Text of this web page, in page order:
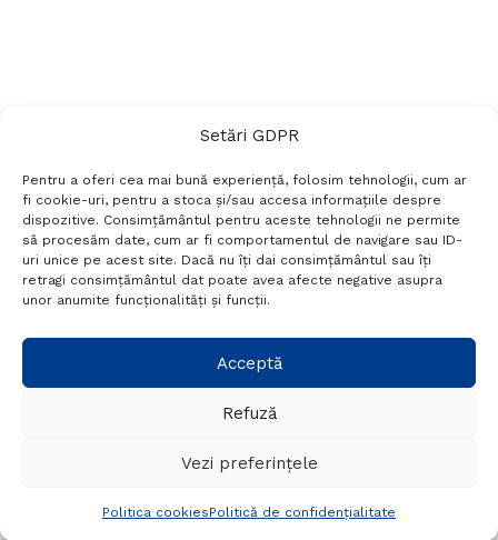
Setări GDPR
Pentru a oferi cea mai bună experiență, folosim tehnologii, cum ar
fi cookie-uri, pentru a stoca și/sau accesa informațiile despre
dispozitive. Consimțământul pentru aceste tehnologii ne permite
să procesăm date, cum ar fi comportamentul de navigare sau ID-
uri unice pe acest site. Dacă nu îți dai consimțământul sau îți
retragi consimțământul dat poate avea afecte negative asupra
unor anumite funcționalități și funcții.
Acceptă
Refuză
Vezi preferințele
Politica cookiesPolitică de confidențialitate
Termeni si conditii
Politică de confidențialitate
Politica cookies
Setări GDPR
+40 788 760 194